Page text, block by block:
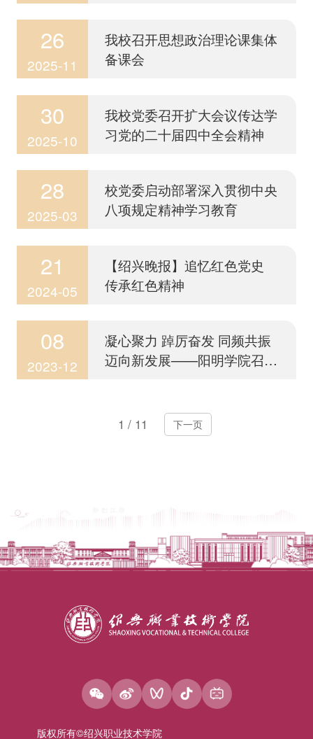
26
2025-11
我校召开思想政治理论课集体
备课会
30
2025-10
我校党委召开扩大会议传达学
习党的二十届四中全会精神
28
2025-03
校党委启动部署深入贯彻中央
八项规定精神学习教育
21
2024-05
【绍兴晚报】追忆红色党史
传承红色精神
08
2023-12
凝心聚力 踔厉奋发 同频共振
迈向新发展——阳明学院召开
1 / 11 下一页
版权所有©绍兴职业技术学院